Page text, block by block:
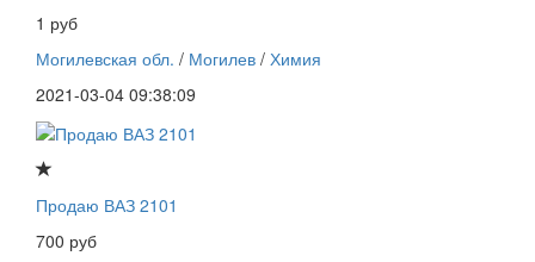
1 руб
Могилевская обл. / Могилев / Химия
2021-03-04 09:38:09
Продаю ВАЗ 2101
700 руб